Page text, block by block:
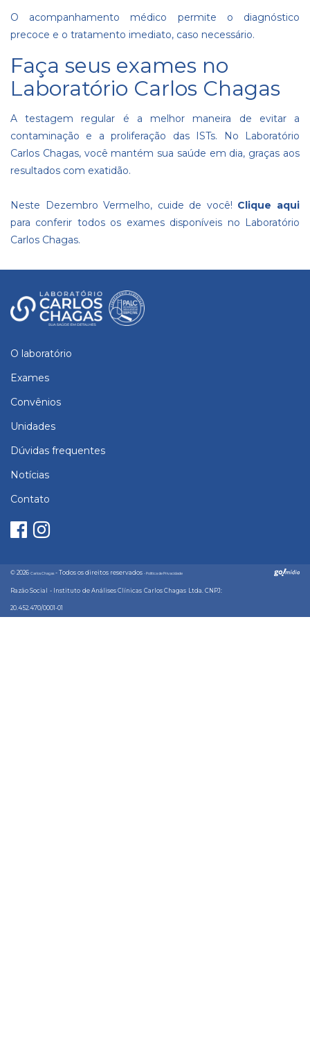
O acompanhamento médico permite o diagnóstico
precoce e o tratamento imediato, caso necessário.
Faça seus exames no
Laboratório Carlos Chagas
A testagem regular é a melhor maneira de evitar a
contaminação e a proliferação das ISTs. No Laboratório
Carlos Chagas, você mantém sua saúde em dia, graças aos
resultados com exatidão.
Neste Dezembro Vermelho, cuide de você! Clique aqui
para conferir todos os exames disponíveis no Laboratório
Carlos Chagas.
O laboratório
Exames
Convênios
Unidades
Dúvidas frequentes
Notícias
Contato
© 2026 Carlos Chagas - Todos os direitos reservados - Política de Privacidade
Razão Social - Instituto de Análises Clínicas Carlos Chagas Ltda. CNPJ:
20.452.470/0001-01